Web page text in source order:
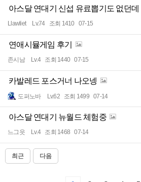
아스달 연대기 신섭 유료뽑기도 없던데
Llawliet Lv.74 조회 1410 07-15
연애시뮬게임 후기
존시남 Lv.4 조회 1440 07-15
카발레드 포스거너 나오넹
도퍼노바 Lv.62 조회 1499 07-14
아스달 연대기 뉴월드 체험중
느그읏 Lv.4 조회 1468 07-14
최근 다음